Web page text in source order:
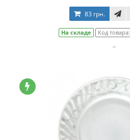
83 грн.
На складе Код товара:
..